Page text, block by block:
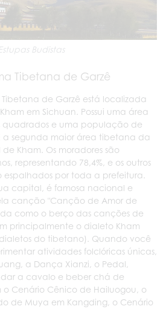
Budistas
Tibetana de Garzê
de Garzê está localizada
em Sichuan. Possui uma área
quadrados e uma população de
a segunda maior área tibetana da
Kham. Os moradores são
representando 78,4%, e os outros
espalhados por toda a prefeitura.
capital, é famosa nacional e
canção "Canção de Amor de
como o berço das canções de
principalmente o dialeto Kham
do tibetano). Quando você
atividades folclóricas únicas,
a Dança Xianzi, o Pedal,
a cavalo e beber chá de
Cenário Cênico de Hailuogou, o
de Muya em Kangding, o Cenário